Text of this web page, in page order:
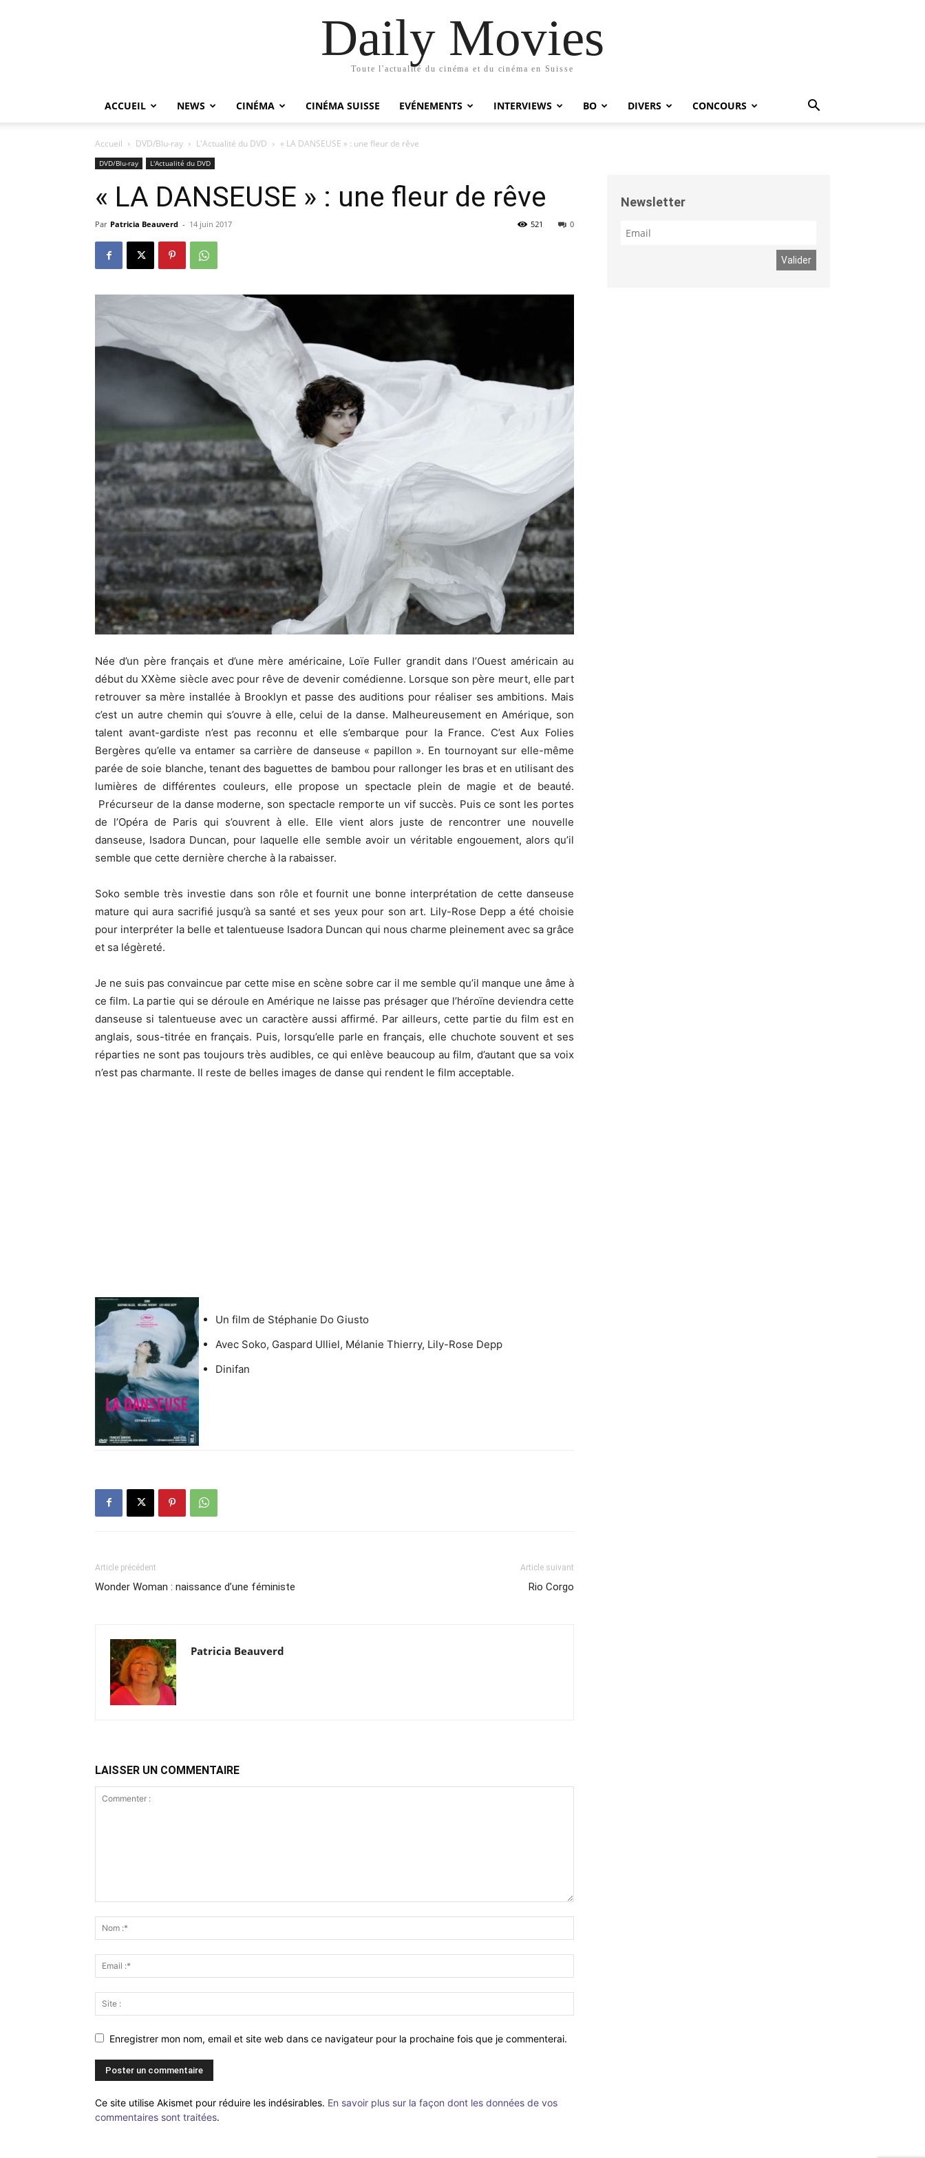
Daily Movies
Toute l'actualité du cinéma et du cinéma en Suisse
ACCUEIL NEWS CINÉMA CINÉMA SUISSE EVÉNEMENTS INTERVIEWS BO DIVERS CONCOURS
Accueil DVD/Blu-ray L'Actualité du DVD « LA DANSEUSE » : une fleur de rêve
DVD/Blu-ray L'Actualité du DVD
« LA DANSEUSE » : une fleur de rêve
Par Patricia Beauverd - 14 juin 2017 0
521
Née d’un père français et d’une mère américaine, Loïe Fuller grandit dans l’Ouest américain au
début du XXème siècle avec pour rêve de devenir comédienne. Lorsque son père meurt, elle part
retrouver sa mère installée à Brooklyn et passe des auditions pour réaliser ses ambitions. Mais
c’est un autre chemin qui s’ouvre à elle, celui de la danse. Malheureusement en Amérique, son
talent avant-gardiste n’est pas reconnu et elle s’embarque pour la France. C’est Aux Folies
Bergères qu’elle va entamer sa carrière de danseuse « papillon ». En tournoyant sur elle-même
parée de soie blanche, tenant des baguettes de bambou pour rallonger les bras et en utilisant des
lumières de différentes couleurs, elle propose un spectacle plein de magie et de beauté.
Précurseur de la danse moderne, son spectacle remporte un vif succès. Puis ce sont les portes
de l’Opéra de Paris qui s’ouvrent à elle. Elle vient alors juste de rencontrer une nouvelle
danseuse, Isadora Duncan, pour laquelle elle semble avoir un véritable engouement, alors qu’il
semble que cette dernière cherche à la rabaisser.
Soko semble très investie dans son rôle et fournit une bonne interprétation de cette danseuse
mature qui aura sacrifié jusqu’à sa santé et ses yeux pour son art. Lily-Rose Depp a été choisie
pour interpréter la belle et talentueuse Isadora Duncan qui nous charme pleinement avec sa grâce
et sa légèreté.
Je ne suis pas convaincue par cette mise en scène sobre car il me semble qu’il manque une âme à
ce film. La partie qui se déroule en Amérique ne laisse pas présager que l’héroïne deviendra cette
danseuse si talentueuse avec un caractère aussi affirmé. Par ailleurs, cette partie du film est en
anglais, sous-titrée en français. Puis, lorsqu’elle parle en français, elle chuchote souvent et ses
réparties ne sont pas toujours très audibles, ce qui enlève beaucoup au film, d’autant que sa voix
n’est pas charmante. Il reste de belles images de danse qui rendent le film acceptable.
Un film de Stéphanie Do Giusto
Avec Soko, Gaspard Ulliel, Mélanie Thierry, Lily-Rose Depp
Dinifan
Article précédent
Wonder Woman : naissance d’une féministe
Article suivant
Rio Corgo
Patricia Beauverd
LAISSER UN COMMENTAIRE
Enregistrer mon nom, email et site web dans ce navigateur pour la prochaine fois que je commenterai.
Ce site utilise Akismet pour réduire les indésirables. En savoir plus sur la façon dont les données de vos
commentaires sont traitées.
Newsletter